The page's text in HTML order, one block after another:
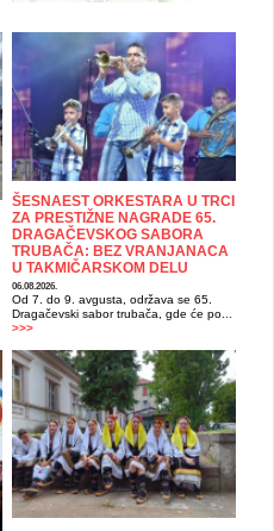
ŠESNAEST ORKESTARA U TRCI
ZA PRESTIŽNE NAGRADE 65.
DRAGAČEVSKOG SABORA
TRUBAČA: BEZ VRANJANACA
U TAKMIČARSKOM DELU
06.08.2026.
Od 7. do 9. avgusta, održava se 65.
Dragačevski sabor trubača, gde će po...
>>>